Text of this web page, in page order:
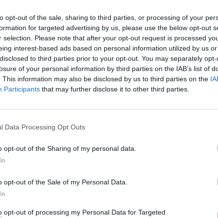
opt-out of the sale, sharing to third parties, or processing of your
for targeted advertising by us, please use the below opt-out
selection. Please note that after your opt-out request is processed
interest-based ads based on personal information utilized by us
to third parties prior to your opt-out. You may separately
of your personal information by third parties on the IAB’s list of
This information may also be disclosed by us to third parties on the
Participants that may further disclose it to other third parties.
Data Processing Opt Outs
opt-out of the Sharing of my personal data.
opt-out of the Sale of my Personal Data.
opt-out of processing my Personal Data for Targeted
αλλαγές
Πετρόπουλος: Εξετάζονται
για τα μπλοκάκια
03/04/2017 - 03:00